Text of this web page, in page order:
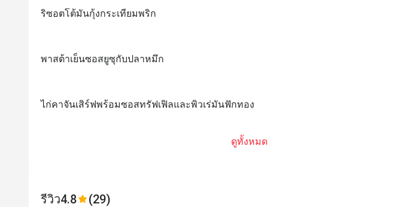
ริซอตโต้มันกุ้งกระเทียมพริก
พาสต้าเย็นซอสยูซุกับปลาหมึก
ไก่คาจันเสิร์ฟพร้อมซอสทรัฟเฟิลและพิวเร่มันฟักทอง
ดูทั้งหมด
รีวิว4.8 (29)